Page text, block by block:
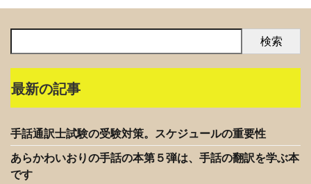
検索
最新の記事
手話通訳士試験の受験対策。スケジュールの重要性
あらかわいおりの手話の本第５弾は、手話の翻訳を学ぶ本
です